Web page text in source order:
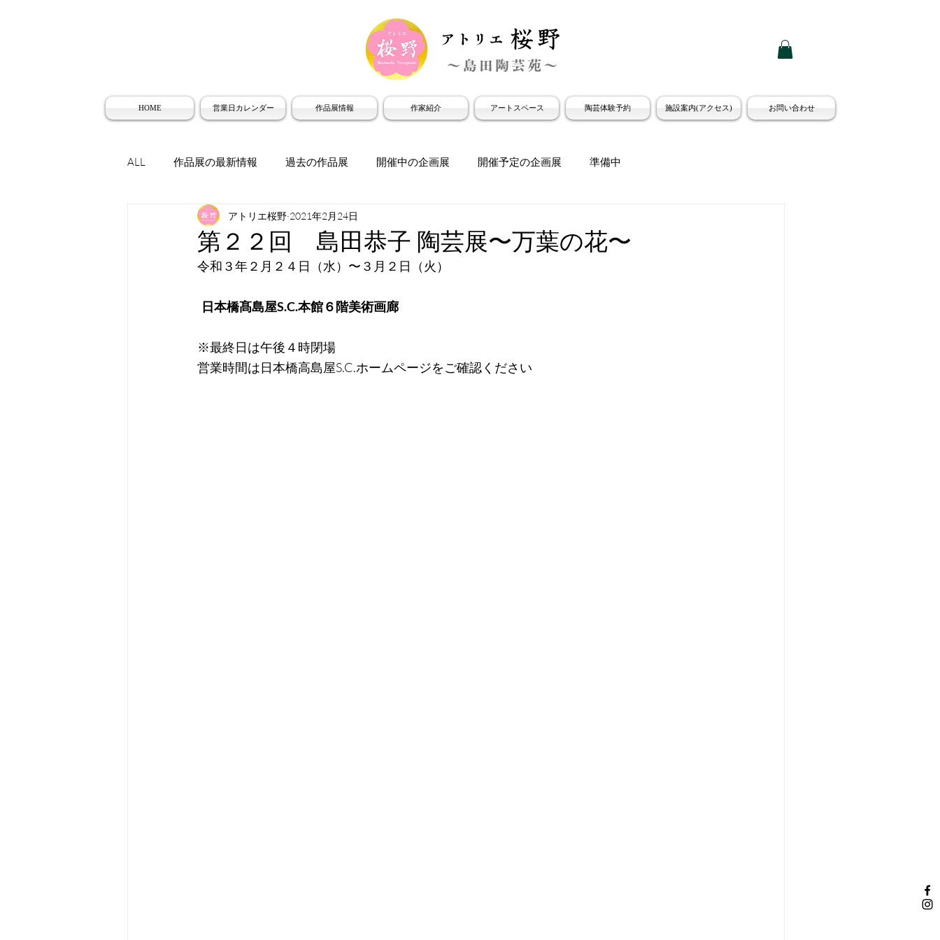
HOME 営業日カレンダー 作品展情報 作家紹介 アートスペース 陶芸体験予約 施設案内(アクセス) お問い合わせ
ALL 作品展の最新情報 過去の作品展 開催中の企画展 開催予定の企画展 準備中
第２２回 島田恭子 陶芸展〜万葉の花〜
アトリエ桜野 2021年2月24日
令和３年２月２４日（水）〜３月２日（火）
  日本橋髙島屋S.C.本館６階美術画廊
※最終日は午後４時閉場
営業時間は日本橋高島屋S.C.ホームページをご確認ください